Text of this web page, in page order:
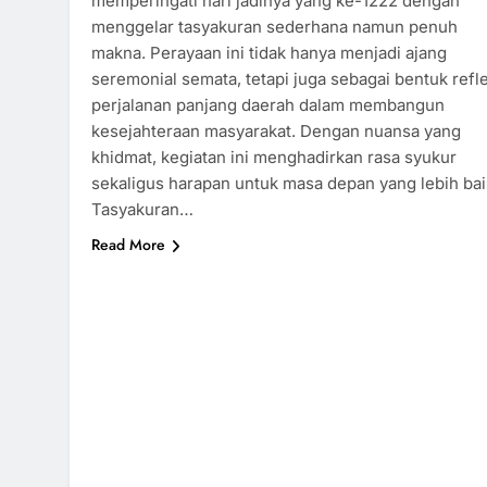
menggelar tasyakuran sederhana namun penuh
makna. Perayaan ini tidak hanya menjadi ajang
seremonial semata, tetapi juga sebagai bentuk
perjalanan panjang daerah dalam membangun
kesejahteraan masyarakat. Dengan nuansa yang
khidmat, kegiatan ini menghadirkan rasa syukur
sekaligus harapan untuk masa depan yang lebih
Tasyakuran…
Read More